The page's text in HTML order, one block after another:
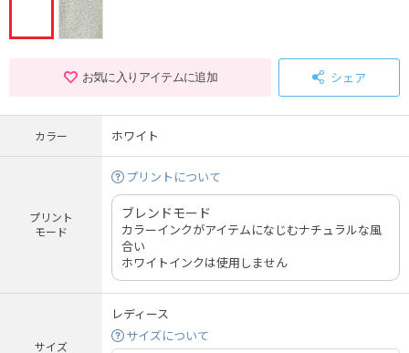
お気に入りアイテムに追加 シェア
カラー ホワイト
プリント
モード
プリントについて
ブレンドモード
カラーインクがアイテムになじむナチュラルな風
合い
ホワイトインクは使用しません
サイズ
レディース
サイズについて